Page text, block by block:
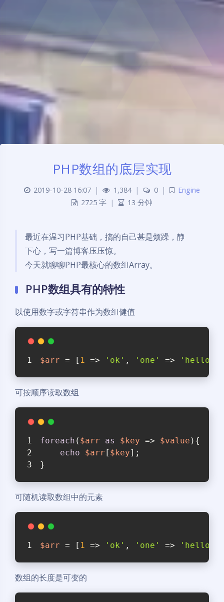
PHP数组的底层实现
2019-10-28 16:07 | 1,384 | 0 |
Engine
2725 字 | 13 分钟
最近在温习PHP基础，搞的自己甚是烦躁，静
下心，写一篇博客压压惊。
今天就聊聊PHP最核心的数组Array。
PHP数组具有的特性
以使用数字或字符串作为数组健值
$arr = [ 1 => 'ok' , 'one' => 'hello'
可按顺序读取数组
foreach ( $arr as $key => $value ){
echo
$arr [ $key];
}
可随机读取数组中的元素
$arr = [ 1 => 'ok' , 'one' => 'hello'
数组的长度是可变的